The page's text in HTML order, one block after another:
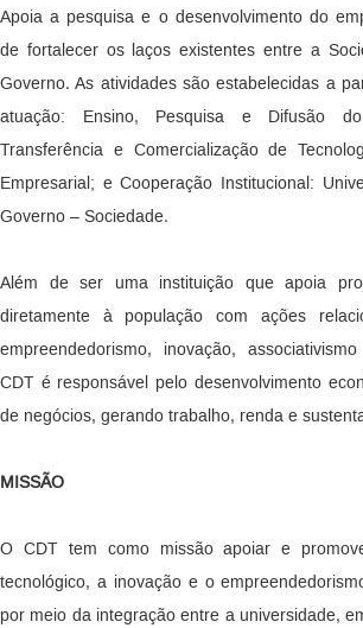
Apoia a pesquisa e o desenvolvimento do
de fortalecer os laços existentes entre a
Governo. As atividades são estabelecidas a
atuação: Ensino, Pesquisa e Difusão do
Transferência e Comercialização de
Empresarial; e Cooperação Institucional:
Governo – Sociedade.
Além de ser uma instituição que apoia
diretamente à população com ações
empreendedorismo, inovação,
CDT é responsável pelo desenvolvimento
de negócios, gerando trabalho, renda e
MISSÃO
O CDT tem como missão apoiar e
tecnológico, a inovação e o
por meio da integração entre a universidade,